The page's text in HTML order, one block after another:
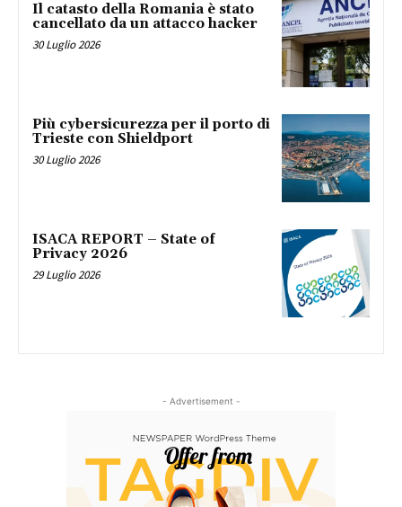
Il catasto della Romania è stato
cancellato da un attacco hacker
30 Luglio 2026
Più cybersicurezza per il porto di
Trieste con Shieldport
30 Luglio 2026
ISACA REPORT – State of
Privacy 2026
29 Luglio 2026
- Advertisement -